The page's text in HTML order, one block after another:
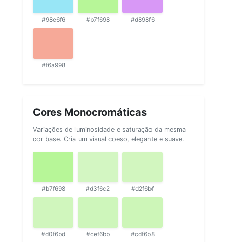
#98e6f6 #b7f698 #d898f6
#f6a998
Cores Monocromáticas
Variações de luminosidade e saturação da mesma
cor base. Cria um visual coeso, elegante e suave.
#b7f698 #d3f6c2 #d2f6bf
#d0f6bd #cef6bb #cdf6b8